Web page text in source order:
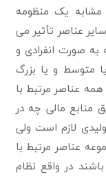
مشابه یک منظومه
عناصر تأثیر می
به صورت انفرادی و
متوسط و یا بزرگ
عناصر مرتبط با
منابع مالی چه در
لازم است ولی
عناصر مرتبط با
در واقع نظام